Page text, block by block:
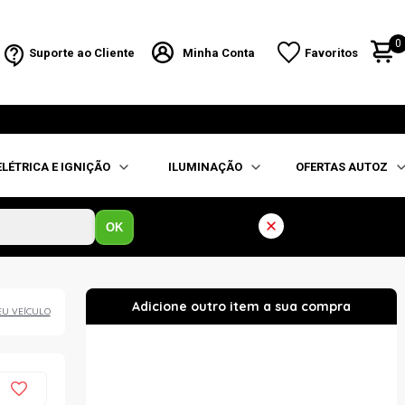
Suporte ao Cliente Minha Conta Favoritos
0
E IGNIÇÃO ILUMINAÇÃO OFERTAS AUTOZ
OK
VEÍCULO